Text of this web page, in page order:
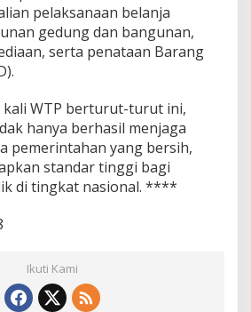
pelaksanaan belanja
gedung dan bangunan,
serta penataan Barang
kali WTP berturut-turut ini,
hanya berhasil menjaga
pemerintahan yang bersih,
standar tinggi bagi
di tingkat nasional. ****
Ikuti Kami